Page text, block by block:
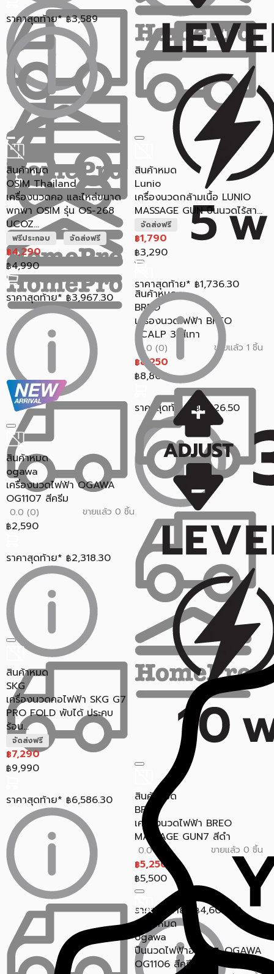
ราคาสุดท้าย* ฿3,589
สินค้าหมด
BREO
เครื่องนวดไฟฟ้า BREO
SCALP 3 สีเทา
0.0 (0) ขายแล้ว 1 ชิ้น
฿8,250
฿8,800
ราคาสุดท้าย* ฿7,226.50
สินค้าหมด
OSIM Thailand
เครื่องนวดคอ และไหล่ขนาด
พกพา OSIM รุ่น OS-268
UCOZ...
ฟรีประกอบ จัดส่งฟรี
฿4,290
฿4,990
ราคาสุดท้าย* ฿3,967.30
สินค้าหมด
Lunio
เครื่องนวดกล้ามเนื้อ LUNIO
MASSAGE GUN ปืนนวดไร้สา...
จัดส่งฟรี
฿1,790
฿3,290
ราคาสุดท้าย* ฿1,736.30
สินค้าหมด
ogawa
เครื่องนวดไฟฟ้า OGAWA
OG1107 สีครีม
0.0 (0) ขายแล้ว 0 ชิ้น
฿2,590
ราคาสุดท้าย* ฿2,318.30
สินค้าหมด
BREO
เครื่องนวดไฟฟ้า BREO
MASSAGE GUN7 สีดำ
0.0 (0) ขายแล้ว 0 ชิ้น
฿5,250
฿5,500
ราคาสุดท้าย* ฿4,607.50
สินค้าหมด
SKG
เครื่องนวดคอไฟฟ้า SKG G7
PRO FOLD พับได้ ประคบ
ร้อน...
จัดส่งฟรี
฿7,290
฿9,990
ราคาสุดท้าย* ฿6,586.30
สินค้าหมด
ogawa
ปืนนวดไฟฟ้าอัจฉริยะ OGAWA
OG1106 สีครีม